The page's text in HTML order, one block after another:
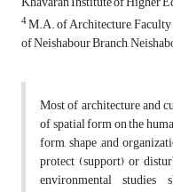
4M.A. of Architecture,
of Neishabour Branch,
Most of architecture and
of spatial form on the
form, shape ,and
protect (support) or
environmental